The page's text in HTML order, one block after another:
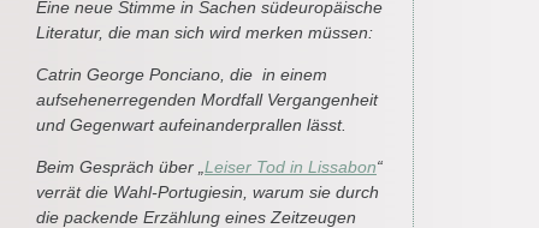
Eine neue Stimme in Sachen südeuropäische
Literatur, die man sich wird merken müssen:
Catrin George Ponciano, die in einem
aufsehenerregenden Mordfall Vergangenheit
und Gegenwart aufeinanderprallen lässt.
Beim Gespräch über „ Leiser Tod in Lissabon“
verrät die Wahl-Portugiesin, warum sie durch
die packende Erzählung eines Zeitzeugen